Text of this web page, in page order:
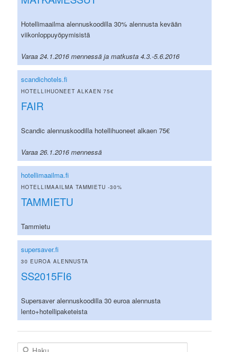
Hotellimaailma alennuskoodilla 30% alennusta kevään
viikonloppuyöpymisistä
Varaa 24.1.2016 mennessä ja matkusta 4.3.-5.6.2016
scandichotels.fi
HOTELLIHUONEET ALKAEN 75€
FAIR
Scandic alennuskoodilla hotellihuoneet alkaen 75€
Varaa 26.1.2016 mennessä
hotellimaailma.fi
HOTELLIMAAILMA TAMMIETU -30%
TAMMIETU
Tammietu
supersaver.fi
30 EUROA ALENNUSTA
SS2015FI6
Supersaver alennuskoodilla 30 euroa alennusta
lento+hotellipaketeista
Haku